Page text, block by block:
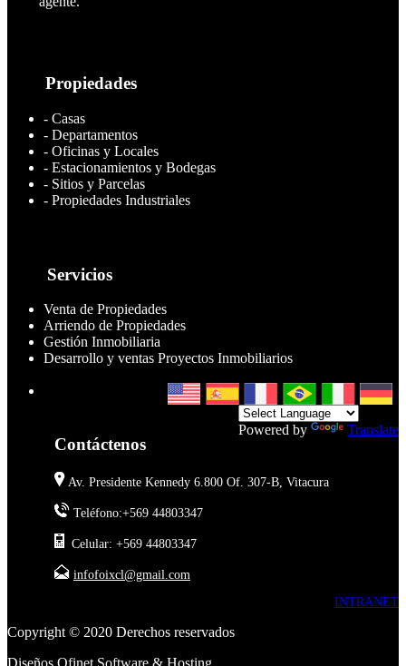
Propiedades
- Casas
- Departamentos
- Oficinas y Locales
- Estacionamientos y Bodegas
- Sitios y Parcelas
- Propiedades Industriales
Servicios
Venta de Propiedades
Arriendo de Propiedades
Gestión Inmobiliaria
Desarrollo y ventas Proyectos Inmobiliarios
Powered by Translate
Contáctenos
Av. Presidente Kennedy 6.800 Of. 307-B, Vitacura
Teléfono:+569 44803347
Celular: +569 44803347
infofoixcl@gmail.com
INTRANET
Copyright © 2020 Derechos reservados
Diseños Ofinet Software & Hosting